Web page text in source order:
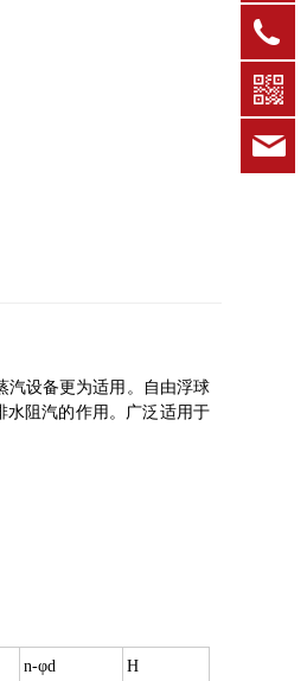
设备更为适用。自由浮球
水阻汽的作用。广泛适用于
n-φd H